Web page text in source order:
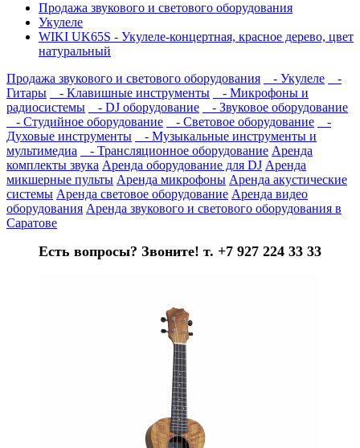
Продажа звукового и светового оборудования
Укулеле
WIKI UK65S - Укулеле-концертная, красное дерево, цвет
натуральный
Продажа звукового и светового оборудования
- Укулеле
-
Гитары
- Клавишные инструменты
- Микрофоны и
радиосистемы
- DJ оборудование
- Звуковое оборудование
- Студийное оборудование
- Световое оборудование
-
Духовые инструменты
- Музыкальные инструменты и
мультимедиа
- Трансляционное оборудование Аренда
комплекты звука Аренда оборудование для DJ Аренда
микшерные пульты Аренда микрофоны Аренда акустические
системы Аренда световое оборудование Аренда видео
оборудования Аренда звукового и светового оборудования в
Саратове
Есть вопросы? Звоните! т. +7 927 224 33 33